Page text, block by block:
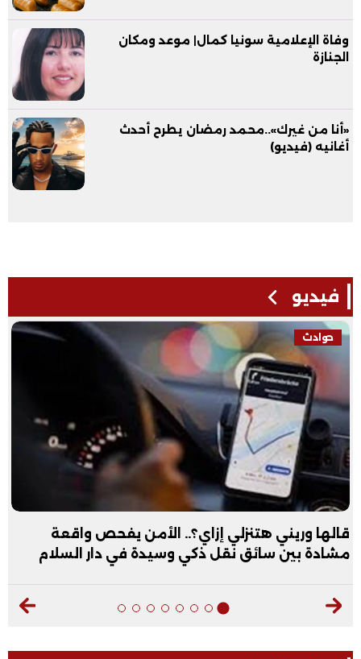
وفاة الإعلامية سونيا كمال| موعد ومكان
الجنازة
«أنا من غيرك»..محمد رمضان يطرح أحدث
أغانيه (فيديو)
فيديو
فيديو
عبد الله الأول علمي علوم: نفسي أكون طبيب عظام|
فيديو